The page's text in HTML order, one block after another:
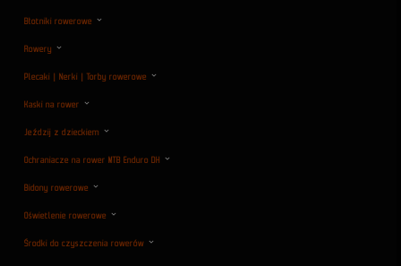
Błotniki rowerowe
Rowery
Plecaki | Nerki | Torby rowerowe
Kaski na rower
Jeździj z dzieckiem
Ochraniacze na rower MTB Enduro DH
Bidony rowerowe
Oświetlenie rowerowe
Środki do czyszczenia rowerów